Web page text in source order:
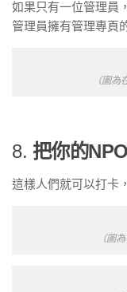
如果只有一位管理員
管理員擁有管理專頁
（圖為
8. 把你的NPO
這樣人們就可以打卡
（圖